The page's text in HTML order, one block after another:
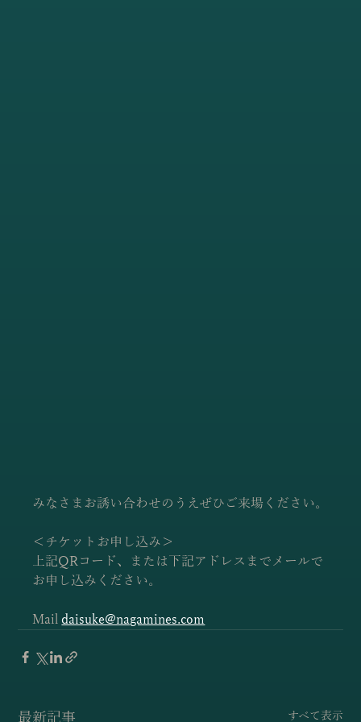
みなさまお誘い合わせのうえぜひご来場ください。
＜チケットお申し込み＞
上記QRコード、または下記アドレスまでメールで
お申し込みください。
Mail daisuke@nagamines.com
最新記事 すべて表示